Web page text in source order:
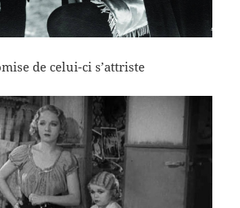
de celui-ci s’attriste